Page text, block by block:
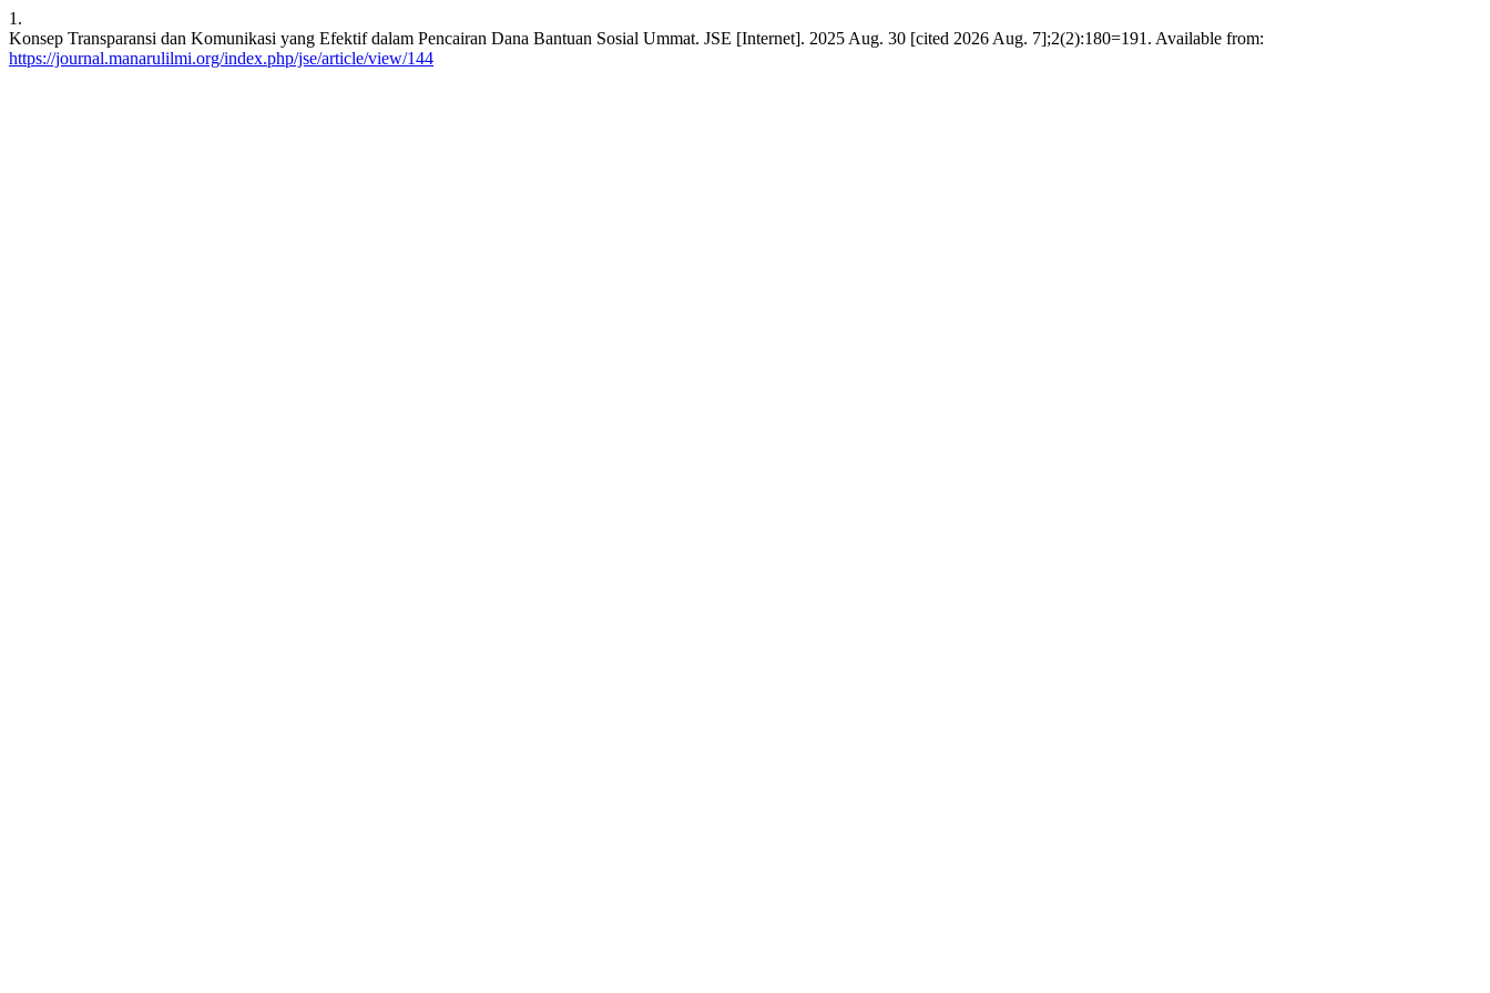
1.
Konsep Transparansi dan Komunikasi yang Efektif dalam Pencairan Dana Bantuan Sosial Ummat. JSE [Internet]. 2025 Aug. 30 [cited 2026 Aug. 7];2(2):180=191. Available from:
https://journal.manarulilmi.org/index.php/jse/article/view/144